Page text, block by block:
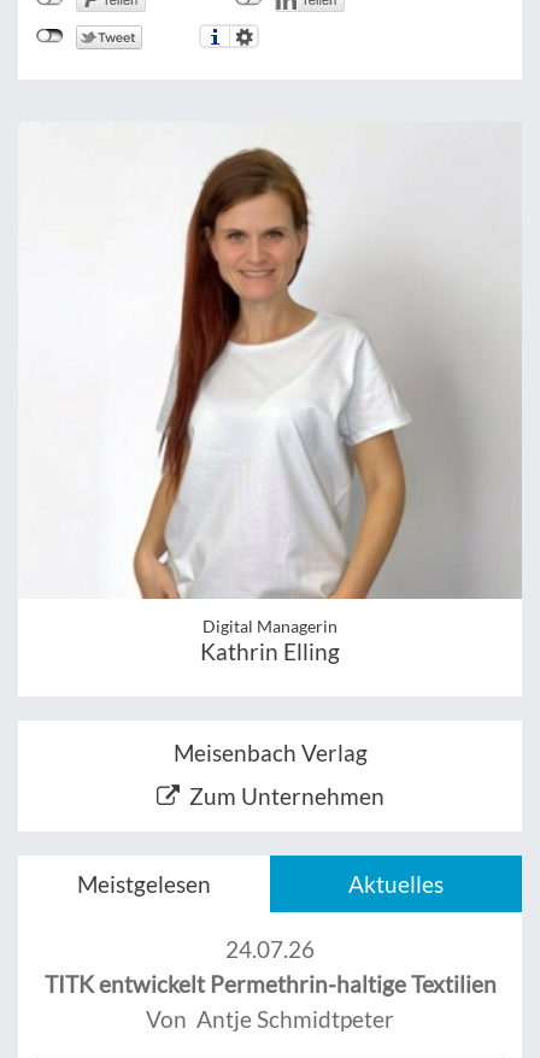
Digital Managerin
Kathrin Elling
Meisenbach Verlag
Zum Unternehmen
Meistgelesen Aktuelles
24.07.26
TITK entwickelt Permethrin-haltige Textilien
Von Antje Schmidtpeter